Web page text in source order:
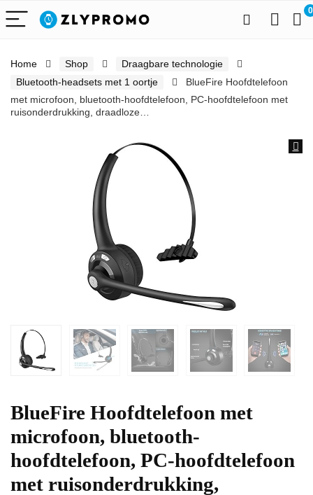
0
Home Shop
Draagbare technologie
Bluetooth-headsets met 1 oortje
BlueFire Hoofdtelefoon
met microfoon, bluetooth-hoofdtelefoon, PC-hoofdtelefoon met
ruisonderdrukking, draadloze…
BlueFire Hoofdtelefoon met
microfoon, bluetooth-
hoofdtelefoon, PC-hoofdtelefoon
met ruisonderdrukking,